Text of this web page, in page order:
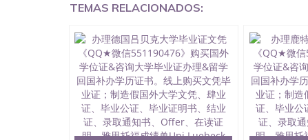
大毕业证551190476申请学校办理假的毕业证成
何拿到国外毕业证QQ微信551190476办假大学
551190476找毕业证封皮QQ微信551190476国
微信551190476快速拿到国外文凭QQ微信
证QQ微信551190476泰国文凭办理QQ微信
QQ微信551190476外国文凭在中国有用吗QQ微
学回国证明QQ微信551190476国外硕士文凭办
国外文凭质量QQ微信551190476国外本科毕业
551190476办国外文凭可找工作QQ微信
TEMAS RELACIONADOS: